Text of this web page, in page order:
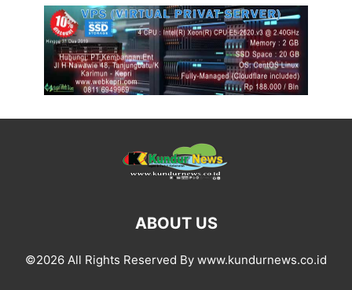
ABOUT US
©2026 All Rights Reserved By www.kundurnews.co.id